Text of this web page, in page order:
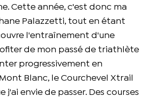
Cette année, c'est donc ma
Palazzetti, tout en étant
l'entraînement d'une
de mon passé de triathlète
progressivement en
Blanc, le Courchevel Xtrail
j'ai envie de passer. Des courses